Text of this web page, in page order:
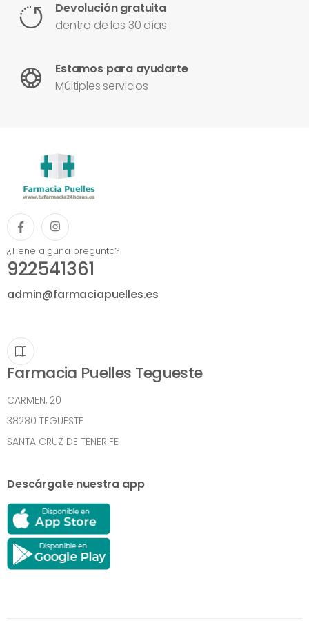
Devolución gratuita
dentro de los 30 días
Estamos para ayudarte
Múltiples servicios
¿Tiene alguna pregunta?
922541361
admin@farmaciapuelles.es
Farmacia Puelles Tegueste
CARMEN, 20
38280 TEGUESTE
SANTA CRUZ DE TENERIFE
Descárgate nuestra app